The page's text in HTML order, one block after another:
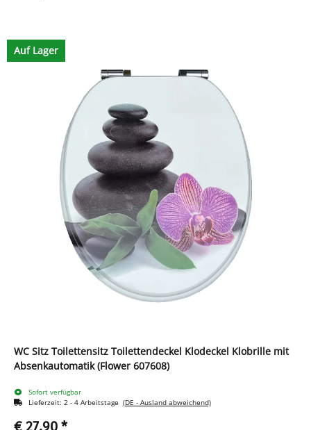
Auf Lager
WC Sitz Toilettensitz Toilettendeckel Klodeckel Klobrille mit
Absenkautomatik (Flower 607608)
Sofort verfügbar
Lieferzeit: 2 - 4 Arbeitstage (DE - Ausland abweichend)
€ 27,90 *